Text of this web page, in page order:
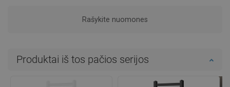
Rašykite nuomones
Produktai iš tos pačios serijos